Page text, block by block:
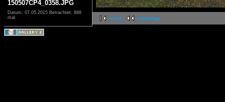
150507CP4_0358.JPG
Datum: 07.05.2015 Betrachtet: 888
mal
erste vorherige